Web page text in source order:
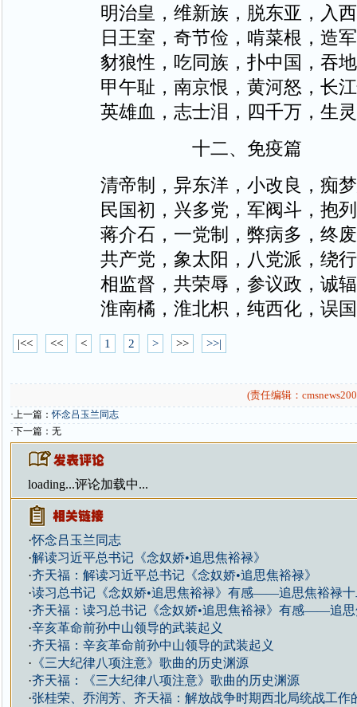
明治皇，维新族，脱东亚，入
日王室，奇节俭，啃菜根，造
豺狼性，吃同族，扑中国，吞
甲午耻，南京恨，黄河怒，长
英雄血，志士泪，四千万，生
十二、免疫篇
清帝制，异东洋，小改良，痴
民国初，兴多党，军阀斗，抱
蒋介石，一党制，弊病多，终
共产党，象太阳，八党派，绕
相监督，共荣辱，参议政，诚
淮南橘，淮北枳，纯西化，误
|<< << < 1 2 > >> >>|
(责任编辑：
·上一篇：怀念吕玉兰同志
·下一篇：无
loading...评论加载中...
·怀念吕玉兰同志
·解读习近平总书记《念奴娇•追思焦裕禄》
·齐天福：解读习近平总书记《念奴娇•追思焦裕禄》
·读习总书记《念奴娇•追思焦裕禄》有感——追思焦裕禄
·齐天福：读习总书记《念奴娇•追思焦裕禄》有感——追
·辛亥革命前孙中山领导的武装起义
·齐天福：辛亥革命前孙中山领导的武装起义
· 《三大纪律八项注意》歌曲的历史渊源
·齐天福：《三大纪律八项注意》歌曲的历史渊源
·张桂荣、乔润芳、齐天福：解放战争时期西北局统战工作